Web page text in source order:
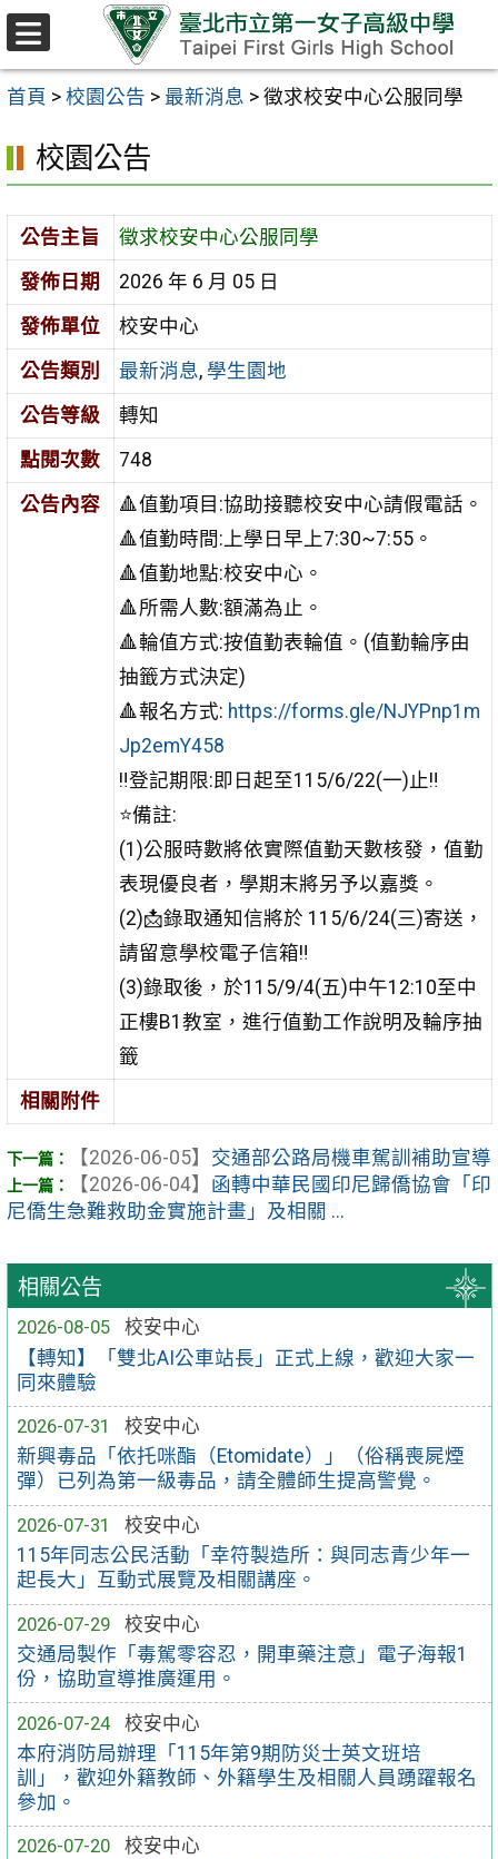
跳至主要內容區
首頁 > 校園公告 > 最新消息 > 徵求校安中心公服同學
相關公告
2026-08-05
校安中心
【轉知】「雙北AI公車站長」正式上線，歡迎大家一
同來體驗
2026-07-31
校安中心
新興毒品「依托咪酯（Etomidate）」（俗稱喪屍煙
彈）已列為第一級毒品，請全體師生提高警覺。
2026-07-31
校安中心
115年同志公民活動「幸符製造所：與同志青少年一
起長大」互動式展覽及相關講座。
2026-07-29
校安中心
交通局製作「毒駕零容忍，開車藥注意」電子海報1
份，協助宣導推廣運用。
2026-07-24
校安中心
本府消防局辦理「115年第9期防災士英文班培
訓」，歡迎外籍教師、外籍學生及相關人員踴躍報名
參加。
2026-07-20
校安中心
校園公告
公告主旨
徵求校安中心公服同學
發佈日期
2026 年 6 月 05 日
發佈單位
校安中心
公告類別
最新消息, 學生園地
公告等級
轉知
點閱次數
748
公告內容
🔺值勤項目:協助接聽校安中心請假電話。
🔺值勤時間:上學日早上7:30~7:55。
🔺值勤地點:校安中心。
🔺所需人數:額滿為止。
🔺輪值方式:按值勤表輪值。(值勤輪序由
抽籤方式決定)
🔺報名方式: https://forms.gle/NJYPnp1m
Jp2emY458
‼️登記期限:即日起至115/6/22(一)止‼️
⭐備註:
(1)公服時數將依實際值勤天數核發，值勤
表現優良者，學期末將另予以嘉獎。
(2)📩錄取通知信將於 115/6/24(三)寄送，
請留意學校電子信箱‼️
(3)錄取後，於115/9/4(五)中午12:10至中
正樓B1教室，進行值勤工作說明及輪序抽
籤
相關附件
【2026-06-05】 交通部公路局機車駕訓補助宣導
【2026-06-04】 函轉中華民國印尼歸僑協會「印
尼僑生急難救助金實施計畫」及相關 ...
選
單